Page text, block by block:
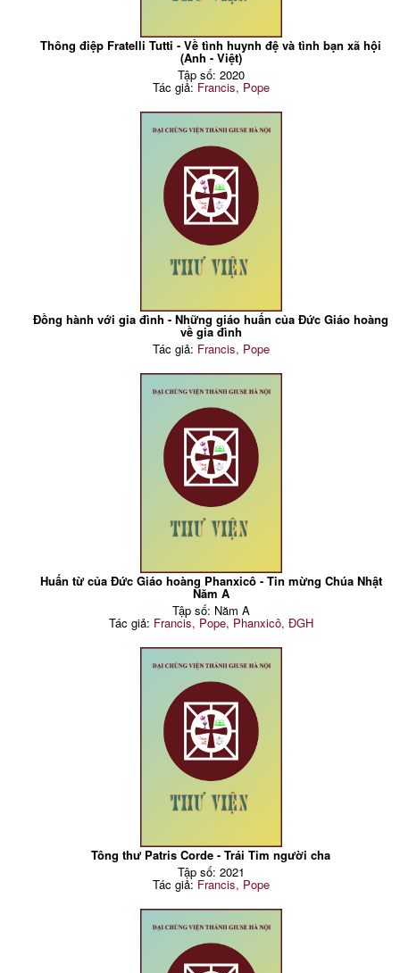
Thông điệp Fratelli Tutti - Về tình huynh đệ và tình bạn xã hội
(Anh - Việt)
Tập số: 2020
Tác giả: Francis, Pope
Đồng hành với gia đình - Những giáo huấn của Đức Giáo hoàng
về gia đình
Tác giả: Francis, Pope
Huấn từ của Đức Giáo hoàng Phanxicô - Tin mừng Chúa Nhật
Năm A
Tập số: Năm A
Tác giả: Francis, Pope, Phanxicô, ĐGH
Tông thư Patris Corde - Trái Tim người cha
Tập số: 2021
Tác giả: Francis, Pope